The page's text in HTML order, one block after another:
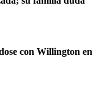
con Willington en